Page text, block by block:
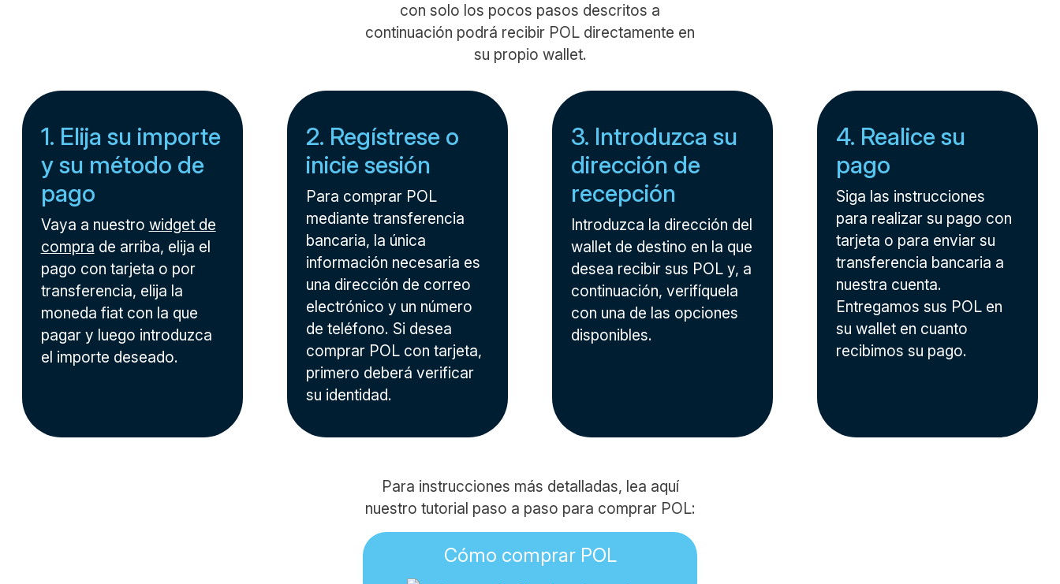
con solo los pocos pasos descritos a
continuación podrá recibir POL directamente en
su propio wallet.
1. Elija su importe
y su método de
pago
Vaya a nuestro widget de
compra de arriba, elija el
pago con tarjeta o por
transferencia, elija la
moneda fiat con la que
pagar y luego introduzca
el importe deseado.
2. Regístrese o
inicie sesión
Para comprar POL
mediante transferencia
bancaria, la única
información necesaria es
una dirección de correo
electrónico y un número
de teléfono. Si desea
comprar POL con tarjeta,
primero deberá verificar
su identidad.
3. Introduzca su
dirección de
recepción
Introduzca la dirección del
wallet de destino en la que
desea recibir sus POL y, a
continuación, verifíquela
con una de las opciones
disponibles.
4. Realice su
pago
Siga las instrucciones
para realizar su pago con
tarjeta o para enviar su
transferencia bancaria a
nuestra cuenta.
Entregamos sus POL en
su wallet en cuanto
recibimos su pago.
Para instrucciones más detalladas, lea aquí
nuestro tutorial paso a paso para comprar POL:
Cómo comprar POL